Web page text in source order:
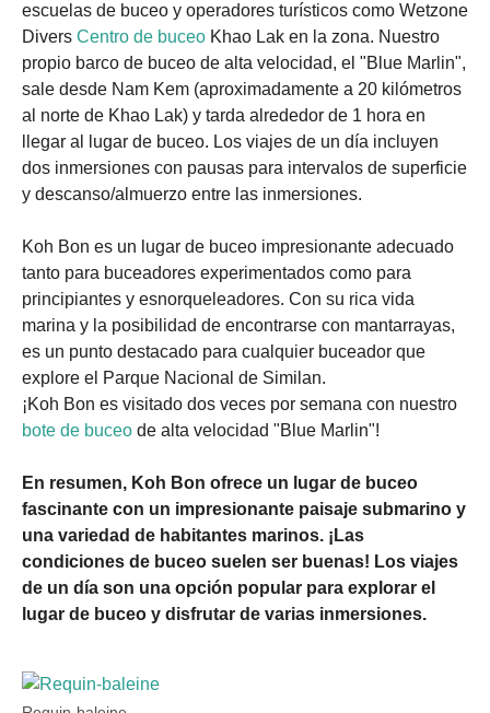
escuelas de buceo y operadores turísticos como Wetzone
Divers Centro de buceo Khao Lak en la zona. Nuestro
propio barco de buceo de alta velocidad, el "Blue Marlin",
sale desde Nam Kem (aproximadamente a 20 kilómetros
al norte de Khao Lak) y tarda alrededor de 1 hora en
llegar al lugar de buceo. Los viajes de un día incluyen
dos inmersiones con pausas para intervalos de superficie
y descanso/almuerzo entre las inmersiones.
Koh Bon es un lugar de buceo impresionante adecuado
tanto para buceadores experimentados como para
principiantes y esnorqueleadores. Con su rica vida
marina y la posibilidad de encontrarse con mantarrayas,
es un punto destacado para cualquier buceador que
explore el Parque Nacional de Similan.
¡Koh Bon es visitado dos veces por semana con nuestro
bote de buceo de alta velocidad "Blue Marlin"!
En resumen, Koh Bon ofrece un lugar de buceo
fascinante con un impresionante paisaje submarino y
una variedad de habitantes marinos. ¡Las
condiciones de buceo suelen ser buenas! Los viajes
de un día son una opción popular para explorar el
lugar de buceo y disfrutar de varias inmersiones.